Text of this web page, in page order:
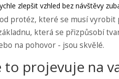
zlepšit vzhled bez návštěvy
protéz, které se musí vyrobit
která se přizpůsobí
na pohovor - jsou skvělé.
to projevuje na